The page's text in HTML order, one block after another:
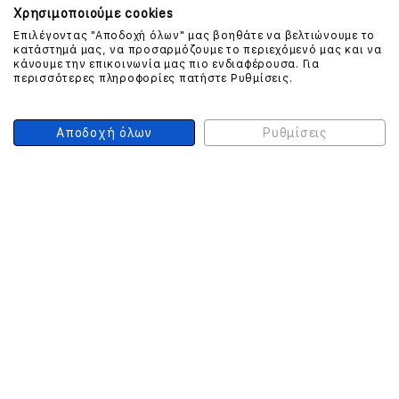
ΕΠΙΚΟΙΝΩΝΗΣΤΕ ΜΑΖΙ ΜΑΣ
210 999 4510
Χρησιμοποιούμε cookies
Επιλέγοντας "Αποδοχή όλων" μας βοηθάτε να βελτιώνουμε το
κατάστημά μας, να προσαρμόζουμε το περιεχόμενό μας και να
κάνουμε την επικοινωνία μας πιο ενδιαφέρουσα. Για
περισσότερες πληροφορίες πατήστε Ρυθμίσεις.
Αποδοχή όλων Ρυθμίσεις